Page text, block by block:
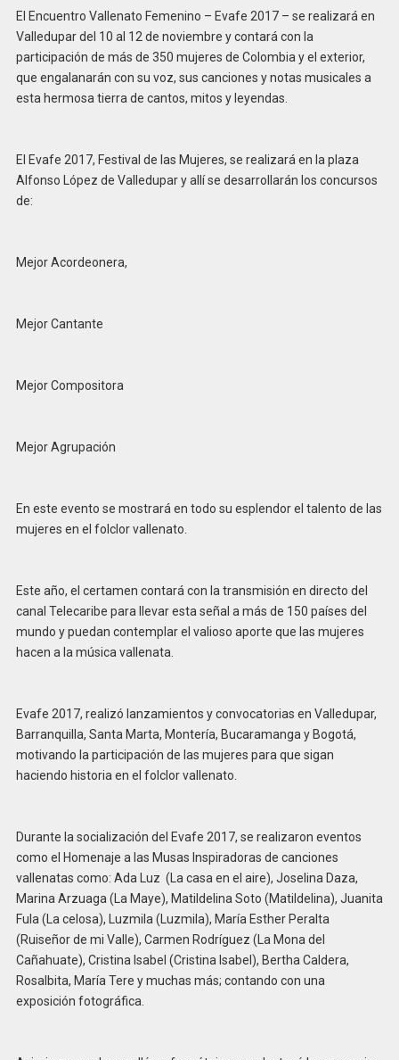
El Encuentro Vallenato Femenino – Evafe 2017 – se realizará en
Valledupar del 10 al 12 de noviembre y contará con la
participación de más de 350 mujeres de Colombia y el exterior,
que engalanarán con su voz, sus canciones y notas musicales a
esta hermosa tierra de cantos, mitos y leyendas.
El Evafe 2017, Festival de las Mujeres, se realizará en la plaza
Alfonso López de Valledupar y allí se desarrollarán los concursos
de:
Mejor Acordeonera,
Mejor Cantante
Mejor Compositora
Mejor Agrupación
En este evento se mostrará en todo su esplendor el talento de las
mujeres en el folclor vallenato.
Este año, el certamen contará con la transmisión en directo del
canal Telecaribe para llevar esta señal a más de 150 países del
mundo y puedan contemplar el valioso aporte que las mujeres
hacen a la música vallenata.
Evafe 2017, realizó lanzamientos y convocatorias en Valledupar,
Barranquilla, Santa Marta, Montería, Bucaramanga y Bogotá,
motivando la participación de las mujeres para que sigan
haciendo historia en el folclor vallenato.
Durante la socialización del Evafe 2017, se realizaron eventos
como el Homenaje a las Musas Inspiradoras de canciones
vallenatas como: Ada Luz (La casa en el aire), Joselina Daza,
Marina Arzuaga (La Maye), Matildelina Soto (Matildelina), Juanita
Fula (La celosa), Luzmila (Luzmila), María Esther Peralta
(Ruiseñor de mi Valle), Carmen Rodríguez (La Mona del
Cañahuate), Cristina Isabel (Cristina Isabel), Bertha Caldera,
Rosalbita, María Tere y muchas más; contando con una
exposición fotográfica.